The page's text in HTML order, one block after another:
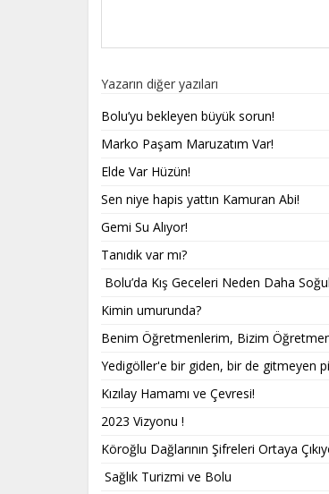
Yazarın diğer yazıları
Bolu’yu bekleyen büyük sorun!
Marko Paşam Maruzatım Var!
Elde Var Hüzün!
Sen niye hapis yattın Kamuran Abi!
Gemi Su Alıyor!
Tanıdık var mı?
Bolu’da Kış Geceleri Neden Daha
Kimin umurunda?
Benim Öğretmenlerim, Bizim
Yedigöller'e bir giden, bir de gitmeyen
Kızılay Hamamı ve Çevresi!
2023 Vizyonu !
Köroğlu Dağlarının Şifreleri Ortaya
Sağlık Turizmi ve Bolu